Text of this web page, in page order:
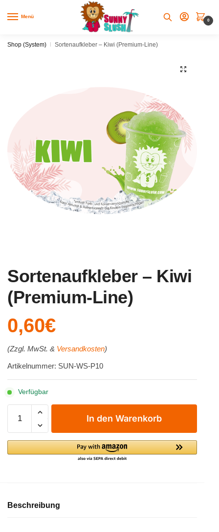
Menü
0
Shop (System) | Sortenaufkleber – Kiwi (Premium-Line)
🔍
Sortenaufkleber – Kiwi
(Premium-Line)
0,60€
(Zzgl. MwSt. & Versandkosten)
Artikelnummer: SUN-WS-P10
Verfügbar
Sortenaufkleber
Kiwi
(Premium-
Line)
In den Warenkorb
Beschreibung